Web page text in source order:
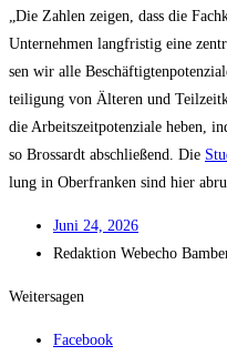
„Die Zah­len zei­gen, dass die
Unter­neh­men lang­fris­tig eine
sen wir alle
tei­li­gung von Älte­ren und
die Arbeits­zeit­po­ten­zia­le heben,
so Bros­sardt abschlie­ßend. Die
lung in Ober­fran­ken sind hier
Juni 24, 2026
Redak­ti­on Web­echo
Weitersagen
Facebook